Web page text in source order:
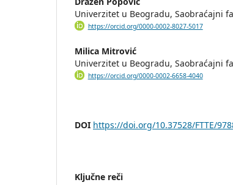
Univerzitet u Beogradu, Saobraćajni
https://orcid.org/0000-0002-8027-5017
Milica Mitrović
Univerzitet u Beogradu, Saobraćajni
https://orcid.org/0000-0002-6658-4040
DOI https://doi.org/10.37528/FTTE/
Ključne reči